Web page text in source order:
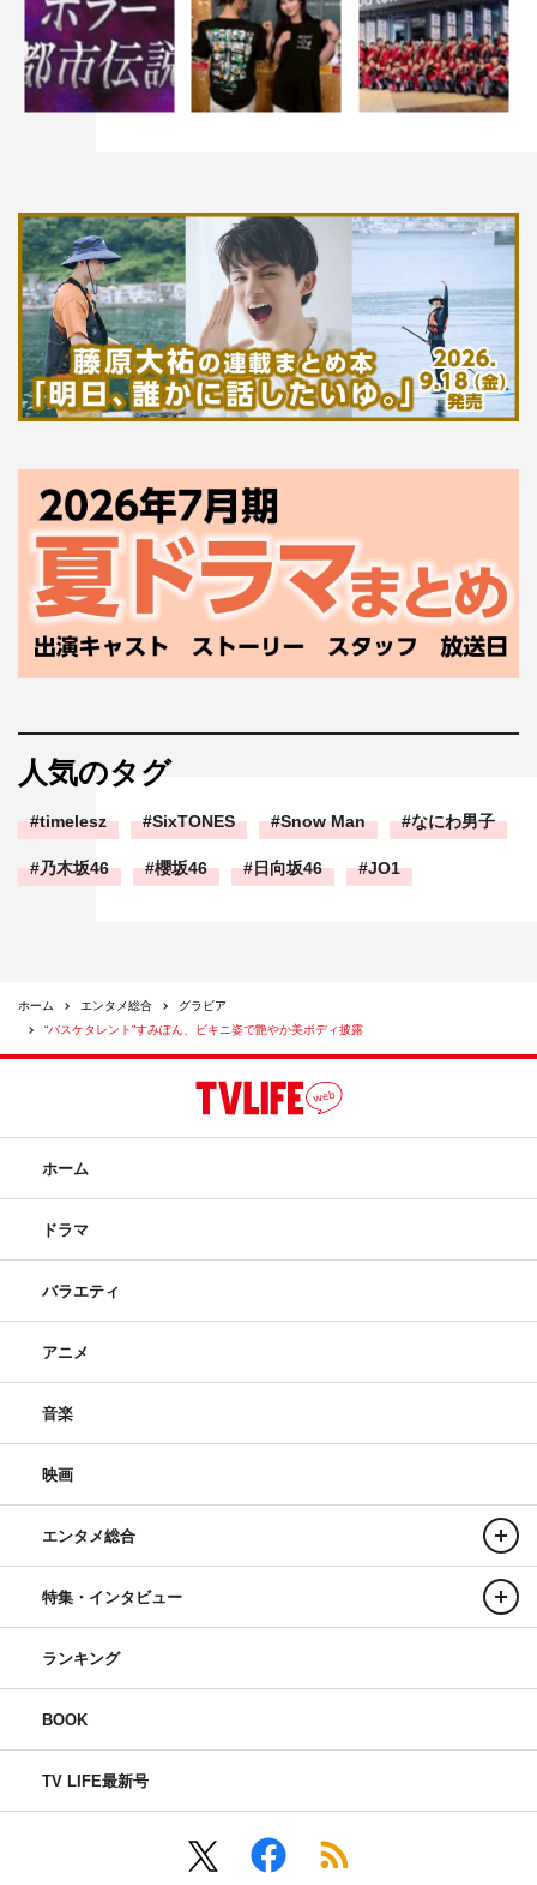
人気のタグ
timelesz SixTONES Snow Man なにわ男子
乃木坂46 櫻坂46 日向坂46 JO1
ホーム エンタメ総合
グラビア
“バスケタレント”すみぽん、ビキニ姿で艶やか美ボディ披露
ホーム
ドラマ
バラエティ
アニメ
音楽
映画
エンタメ総合
特集・インタビュー
ランキング
BOOK
TV LIFE最新号